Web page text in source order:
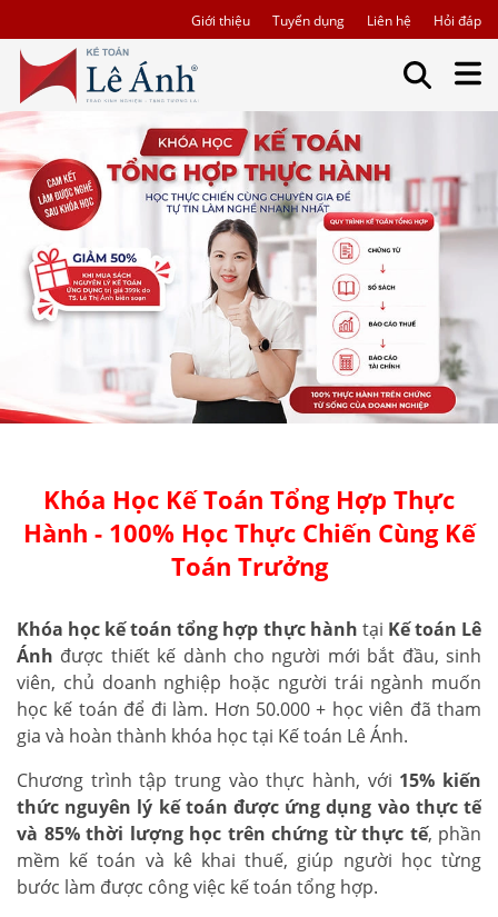
Giới thiệu Tuyển dụng Liên hệ Hỏi đáp
Khóa Học Kế Toán Tổng Hợp Thực
Hành - 100% Học Thực Chiến Cùng Kế
Toán Trưởng
Khóa học kế toán tổng hợp thực hành tại Kế toán Lê
Ánh được thiết kế dành cho người mới bắt đầu, sinh
viên, chủ doanh nghiệp hoặc người trái ngành muốn
học kế toán để đi làm. Hơn 50.000 + học viên đã tham
gia và hoàn thành khóa học tại Kế toán Lê Ánh.
Chương trình tập trung vào thực hành, với 15% kiến
thức nguyên lý kế toán được ứng dụng vào thực tế
và 85% thời lượng học trên chứng từ thực tế, phần
mềm kế toán và kê khai thuế, giúp người học từng
bước làm được công việc kế toán tổng hợp.